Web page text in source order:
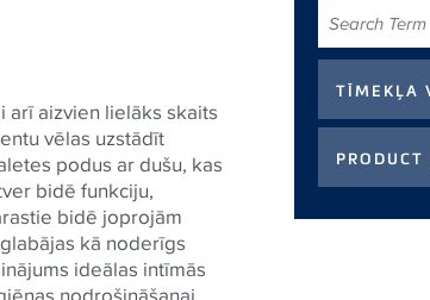
arī aizvien lielāks skaits
vēlas uzstādīt
podus ar dušu, kas
bidē funkciju,
bidē joprojām
kā noderīgs
ideālas intīmās
Term